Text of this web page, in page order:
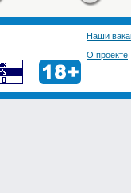
Наши
О проекте